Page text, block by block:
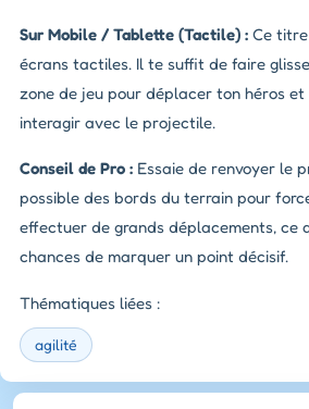
Sur Mobile / Tablette (Tactile) : Ce
écrans tactiles. Il te suffit de faire
zone de jeu pour déplacer ton héros
interagir avec le projectile.
Conseil de Pro : Essaie de renvoyer le
possible des bords du terrain pour
effectuer de grands déplacements, ce
chances de marquer un point décisif.
Thématiques liées :
agilité